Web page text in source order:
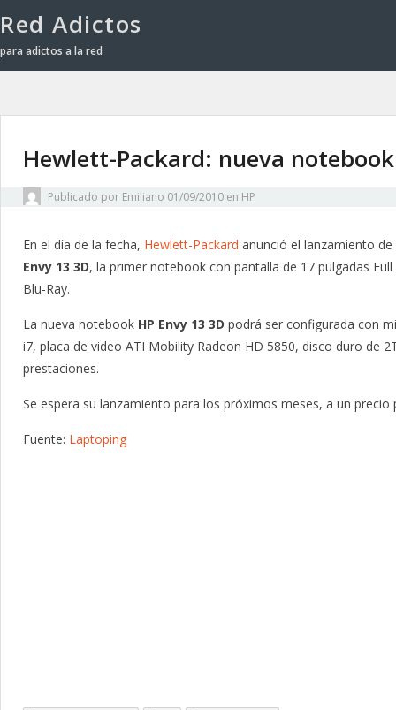
Red Adictos
para adictos a la red
Hewlett-Packard: nueva notebook
Publicado por Emiliano 01/09/2010 en HP
En el día de la fecha, Hewlett-Packard anunció el lanzamiento
Envy 13 3D, la primer notebook con pantalla de 17 pulgadas
Blu-Ray.
La nueva notebook HP Envy 13 3D podrá ser configurada con
i7, placa de video ATI Mobility Radeon HD 5850, disco duro de
prestaciones.
Se espera su lanzamiento para los próximos meses, a un
Fuente: Laptoping